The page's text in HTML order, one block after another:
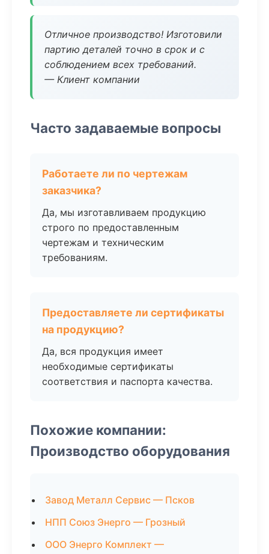
Отличное производство! Изготовили
партию деталей точно в срок и с
соблюдением всех требований.
— Клиент компании
Часто задаваемые вопросы
Работаете ли по чертежам
заказчика?
Да, мы изготавливаем продукцию
строго по предоставленным
чертежам и техническим
требованиям.
Предоставляете ли сертификаты
на продукцию?
Да, вся продукция имеет
необходимые сертификаты
соответствия и паспорта качества.
Похожие компании:
Производство оборудования
Завод Металл Сервис — Псков
НПП Союз Энерго — Грозный
ООО Энерго Комплект —